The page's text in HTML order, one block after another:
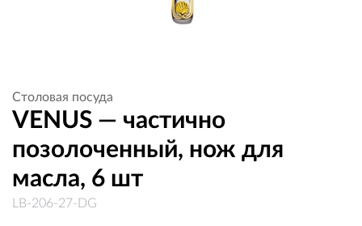
Столовая посуда
VENUS — частично
позолоченный, нож для
масла, 6 шт
LB-206-27-DG